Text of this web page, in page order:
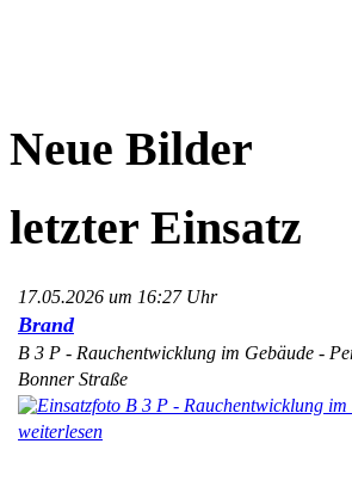
Neue Bilder
letzter Einsatz
17.05.2026 um 16:27 Uhr
Brand
B 3 P - Rauchentwicklung im Gebäude -
Bonner Straße
weiterlesen